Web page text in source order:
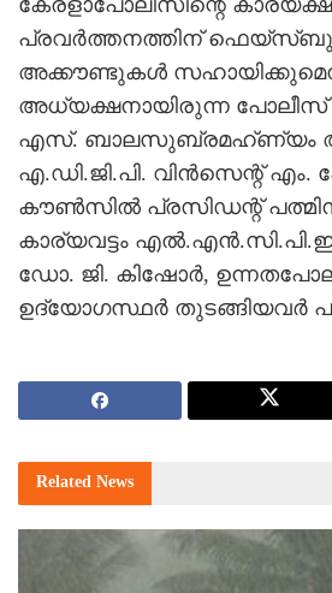
പ്രവര്‍ത്തനത്തിന്
അക്കൗണ്ടുകള്‍
അധ്യക്ഷനായിരുന്ന പോലീസ്
എസ്. ബാലസുബ്രമഹ്ണ്യം
എ.ഡി.ജി.പി. വിന്‍സെന്റ്
കൗണ്‍സില്‍ പ്രസിഡന്റ്
കാര്യവട്ടം
ഡോ. ജി. കിഷോര്‍,
ഉദ്യോഗസ്ഥര്‍ തുടങ്ങിയവര്‍
Related News